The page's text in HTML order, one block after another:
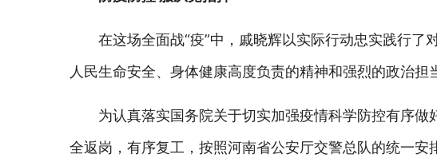
在这场全面战“疫”中，戚晓辉以实际行动忠实践行
人民生命安全、身体健康高度负责的精神和强烈的政治担
为认真落实国务院关于切实加强疫情科学防控有序
全返岗，有序复工，按照河南省公安厅交警总队的统一